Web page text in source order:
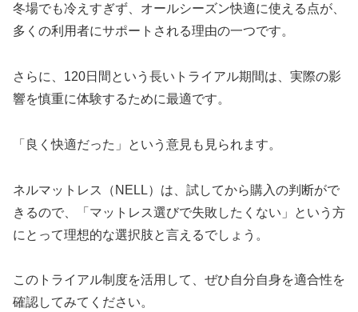
冬場でも冷えすぎず、オールシーズン快適に使える点が、
多くの利用者にサポートされる理由の一つです。
さらに、120日間という長いトライアル期間は、実際の影
響を慎重に体験するために最適です。
「良く快適だった」という意見も見られます。
ネルマットレス（NELL）は、試してから購入の判断がで
きるので、「マットレス選びで失敗したくない」という方
にとって理想的な選択肢と言えるでしょう。
このトライアル制度を活用して、ぜひ自分自身を適合性を
確認してみてください。